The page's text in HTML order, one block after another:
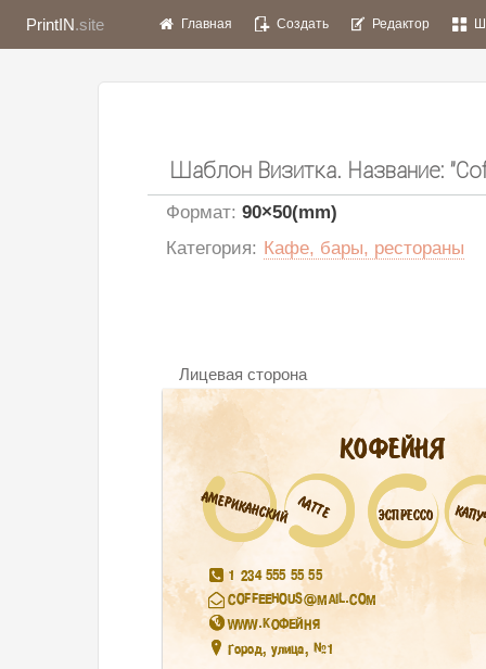
PrintIN.site Главная Создать Редактор
Шаблон Визитка. Название:
Формат: 90×50(mm)
Категория: Кафе, бары, рестораны
Лицевая сторона
1 234 555 55 55
COFFEEHOUS@MAIL.COM
WWW.КОФЕЙНЯ
Город, улица, №1
1 234 555 55 55
COFFEEHOUS@MAIL.COM
WWW.КОФЕЙНЯ
Город, улица, №1
КОФЕЙНЯ
КОФЕЙНЯ
АМЕРИКАНСКИЙ
АМЕРИКАНСКИЙ ЛАТТЕ
ЛАТТЕ ЭСПРЕССО
ЭСПРЕССО